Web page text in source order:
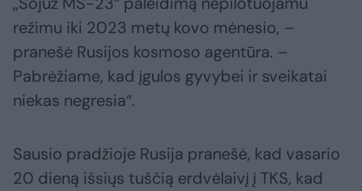
režimu iki 2023 metų kovo mėnesio, –
pranešė Rusijos kosmoso agentūra. –
Pabrėžiame, kad įgulos gyvybei ir sveikatai
niekas negresia“.
Sausio pradžioje Rusija pranešė, kad vasario
20 dieną išsiųs tuščią erdvėlaivį į TKS, kad